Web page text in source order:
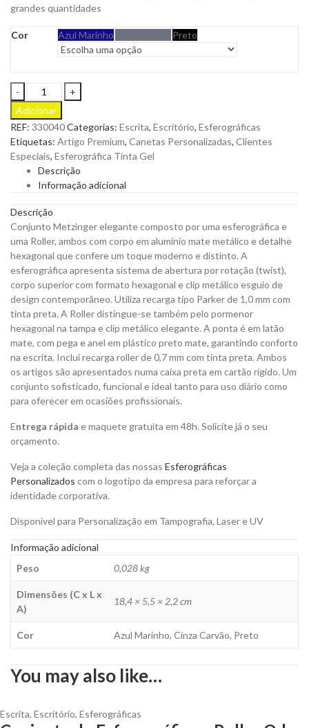
grandes quantidades
Cor Azul Marinho Preto
Conjunto
de
Esferográfica
e
Roller
Metzinger
em
Alumínio
Metálico
e
Detalhe
Hexagonal
para
Personalizar
quantity
Adicionar
REF: 330040Categorias: Escrita, Escritório, Esferográficas
Etiquetas: Artigo Premium, Canetas Personalizadas, Clientes
Especiais, Esferográfica Tinta Gel
Descrição
Informação adicional
Descrição
Conjunto Metzinger elegante composto por uma esferográfica e
uma Roller, ambos com corpo em alumínio mate metálico e detalhe
hexagonal que confere um toque moderno e distinto. A
esferográfica apresenta sistema de abertura por rotação (twist),
corpo superior com formato hexagonal e clip metálico esguio de
design contemporâneo. Utiliza recarga tipo Parker de 1,0 mm com
tinta preta. A Roller distingue-se também pelo pormenor
hexagonal na tampa e clip metálico elegante. A ponta é em latão
mate, com pega e anel em plástico preto mate, garantindo conforto
na escrita. Inclui recarga roller de 0,7 mm com tinta preta. Ambos
os artigos são apresentados numa caixa preta em cartão rígido. Um
conjunto sofisticado, funcional e ideal tanto para uso diário como
para oferecer em ocasiões profissionais.
Entrega rápida e maquete gratuita em 48h. Solicite já o seu
orçamento.
Veja a coleção completa das nossas Esferográficas
Personalizados com o logotipo da empresa para reforçar a
identidade corporativa.
Disponível para Personalização em Tampografia, Laser e UV
Informação adicional
Peso
0,028 kg
Dimensões (C x L x
A)
18,4 × 5,5 × 2,2 cm
Cor Azul Marinho, Cinza Carvão, Preto
You may also like…
Escrita, Escritório, Esferográficas